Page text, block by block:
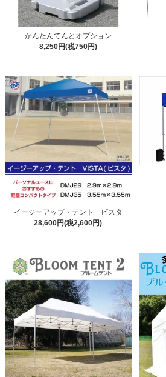
かんたんてんとオプション
8,250円(税750円)
イージーアップ・テント ビスタ
28,600円(税2,600円)